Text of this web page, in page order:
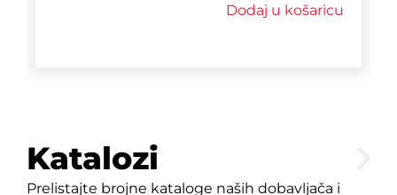
Dodaj u košaricu
Katalozi
Prelistajte brojne kataloge naših dobavljača i